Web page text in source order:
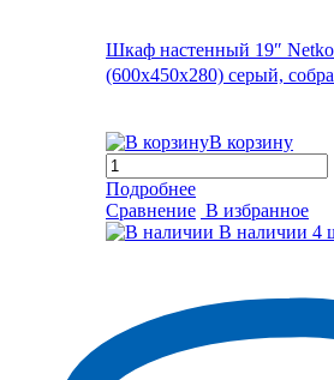
Шкаф настенный 19″
(600x450x280) серый,
В корзину
Подробнее
Сравнение В избранное
В наличии 4